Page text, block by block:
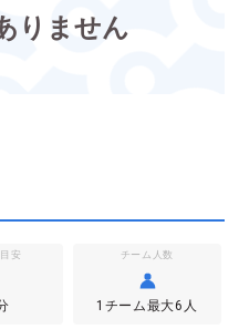
りません
安 チーム人数
1チーム最大6人